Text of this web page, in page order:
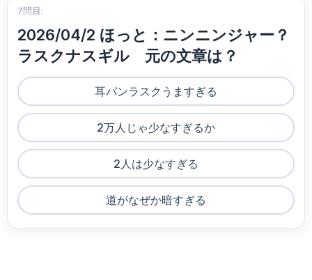
7問目:
2026/04/2 ほっと：ニンニンジャー？
ラスクナスギル 元の文章は？
耳パンラスクうますぎる
2万人じゃ少なすぎるか
2人は少なすぎる
道がなぜか暗すぎる